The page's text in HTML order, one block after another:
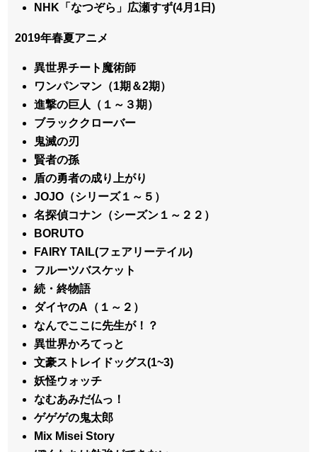
NHK「なつぞら」広瀬すず(4月1日)
2019年春夏アニメ
異世界チート魔術師
ワンパンマン（1期＆2期）
進撃の巨人（１～３期）
ブラッククローバー
鬼滅の刃
賢者の孫
盾の勇者の成り上がり
JOJO（シリーズ１～５）
名探偵コナン（シーズン１～２２）
BORUTO
FAIRY TAIL(フェアリーテイル)
フルーツバスケット
続・終物語
ダイヤのA（１～２）
なんでここに先生が！？
異世界かろてっと
文豪ストレイドッグス(1~3)
妖怪ウォッチ
なむあみだ仏っ！
ゲゲゲの鬼太郎
Mix Misei Story